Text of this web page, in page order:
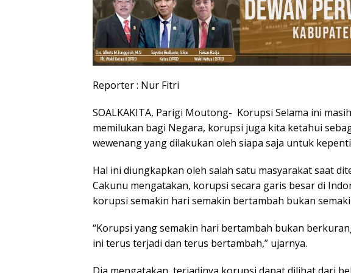
Reporter : Nur Fitri
SOALKAKITA, Parigi Moutong- Korupsi Selama ini
memilukan bagi Negara, korupsi juga kita ketahui
wewenang yang dilakukan oleh siapa saja untuk
Hal ini diungkapkan oleh salah satu masyarakat saat
Cakunu mengatakan, korupsi secara garis besar di
korupsi semakin hari semakin bertambah bukan
“Korupsi yang semakin hari bertambah bukan
ini terus terjadi dan terus bertambah,” ujarnya.